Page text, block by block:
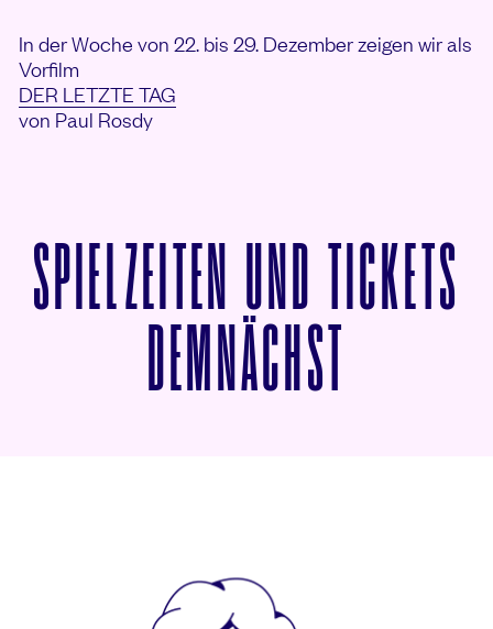
In der Woche von 22. bis 29. Dezember zeigen wir als
Vorfilm
DER LETZTE TAG
von Paul Rosdy
SPIELZEITEN UND TICKETS
DEMNÄCHST